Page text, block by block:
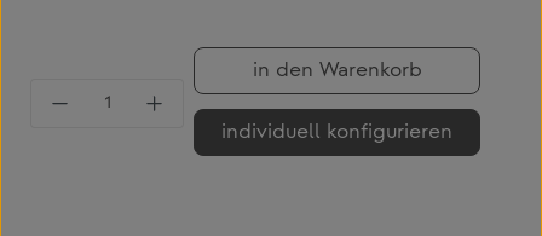
Produkt Anzahl: Gib den gewünschten
in den Warenkorb
individuell konfigurieren